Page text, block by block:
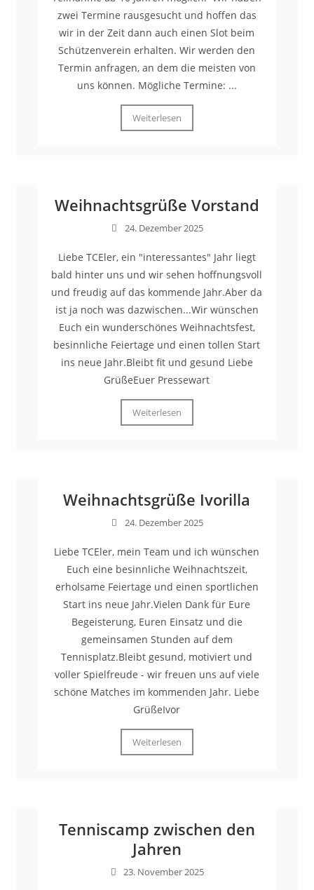
zwei Termine rausgesucht und hoffen das
wir in der Zeit dann auch einen Slot beim
Schützenverein erhalten. Wir werden den
Termin anfragen, an dem die meisten von
uns können. Mögliche Termine: ...
Weiterlesen
Weihnachtsgrüße Vorstand
24. Dezember 2025
Liebe TCEler, ein "interessantes" Jahr liegt
bald hinter uns und wir sehen hoffnungsvoll
und freudig auf das kommende Jahr.Aber da
ist ja noch was dazwischen...Wir wünschen
Euch ein wunderschönes Weihnachtsfest,
besinnliche Feiertage und einen tollen Start
ins neue Jahr.Bleibt fit und gesund Liebe
GrüßeEuer Pressewart
Weiterlesen
Weihnachtsgrüße Ivorilla
24. Dezember 2025
Liebe TCEler, mein Team und ich wünschen
Euch eine besinnliche Weihnachtszeit,
erholsame Feiertage und einen sportlichen
Start ins neue Jahr.Vielen Dank für Eure
Begeisterung, Euren Einsatz und die
gemeinsamen Stunden auf dem
Tennisplatz.Bleibt gesund, motiviert und
voller Spielfreude - wir freuen uns auf viele
schöne Matches im kommenden Jahr. Liebe
GrüßeIvor
Weiterlesen
Tenniscamp zwischen den
Jahren
23. November 2025